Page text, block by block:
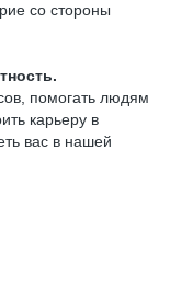
со стороны
помогать людям
карьеру в
вас в нашей